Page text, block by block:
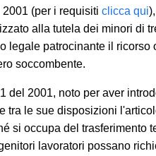
(per i requisiti clicca qui
alla tutela dei minori di
legale patrocinante il
soccombente.
del 2001, noto per aver
tra le sue disposizioni
si occupa del trasferimento
lavoratori possano